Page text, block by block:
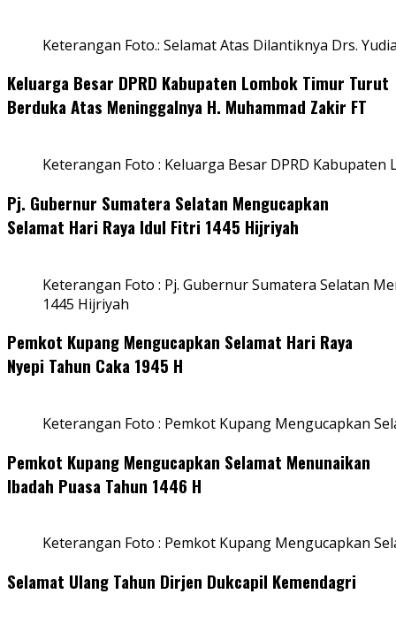
Keterangan Foto.: Selamat Atas Dilantiknya Drs.
Keluarga Besar DPRD Kabupaten Lombok Timur Turut
Berduka Atas Meninggalnya H. Muhammad Zakir FT
Keterangan Foto : Keluarga Besar DPRD
Pj. Gubernur Sumatera Selatan Mengucapkan
Selamat Hari Raya Idul Fitri 1445 Hijriyah
Keterangan Foto : Pj. Gubernur Sumatera Selatan
1445 Hijriyah
Pemkot Kupang Mengucapkan Selamat Hari Raya
Nyepi Tahun Caka 1945 H
Keterangan Foto : Pemkot Kupang Mengucapkan
Pemkot Kupang Mengucapkan Selamat Menunaikan
Ibadah Puasa Tahun 1446 H
Keterangan Foto : Pemkot Kupang Mengucapkan
Selamat Ulang Tahun Dirjen Dukcapil Kemendagri